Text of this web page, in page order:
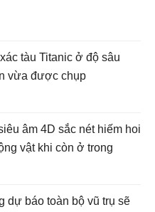
tàu Titanic ở độ sâu
vừa được chụp
âm 4D sắc nét hiếm hoi
vật khi còn ở trong
dự báo toàn bộ vũ trụ sẽ